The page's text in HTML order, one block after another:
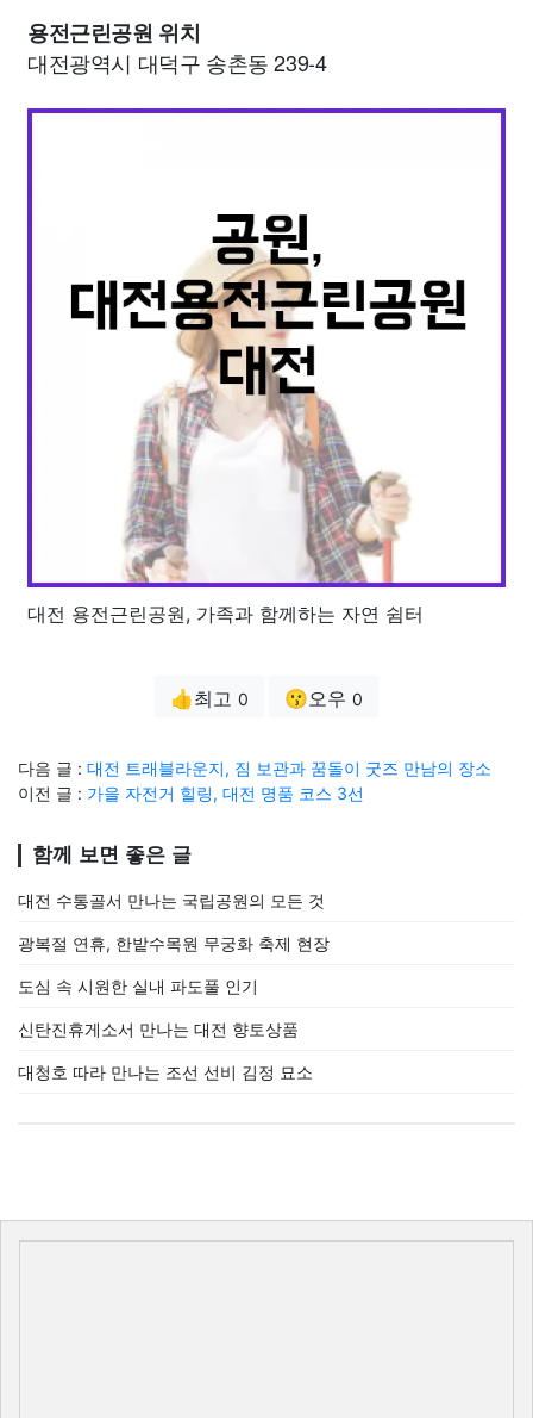
용전근린공원 위치
대전광역시 대덕구 송촌동 239-4
대전 용전근린공원, 가족과 함께하는 자연 쉼터
👍최고 0 😗오우 0
다음 글 : 대전 트래블라운지, 짐 보관과 꿈돌이 굿즈 만남의 장소
이전 글 : 가을 자전거 힐링, 대전 명품 코스 3선
함께 보면 좋은 글
대전 수통골서 만나는 국립공원의 모든 것
광복절 연휴, 한밭수목원 무궁화 축제 현장
도심 속 시원한 실내 파도풀 인기
신탄진휴게소서 만나는 대전 향토상품
대청호 따라 만나는 조선 선비 김정 묘소